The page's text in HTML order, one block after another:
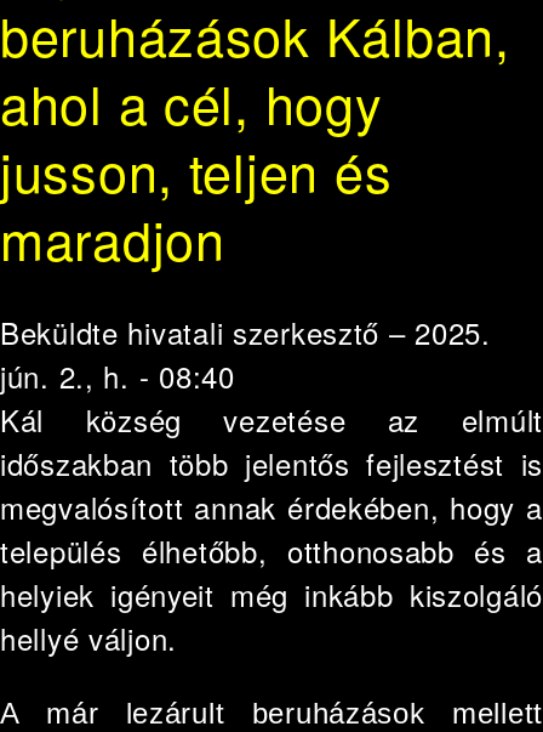
beruházások Kálban,
ahol a cél, hogy
jusson, teljen és
maradjon
Beküldte hivatali szerkesztő – 2025.
jún. 2., h. - 08:40
Kál község vezetése az elmúlt
időszakban több jelentős fejlesztést is
megvalósított annak érdekében, hogy a
település élhetőbb, otthonosabb és a
helyiek igényeit még inkább kiszolgáló
hellyé váljon.
A már lezárult beruházások mellett